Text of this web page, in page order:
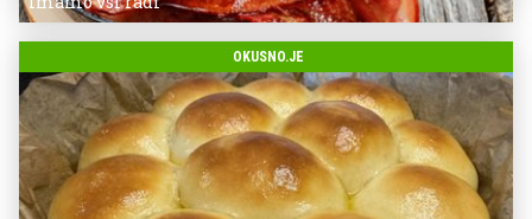
OKUSNO.JE